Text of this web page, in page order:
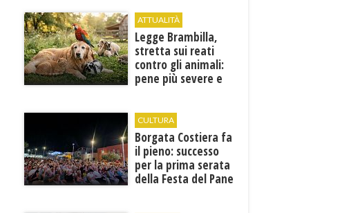
ATTUALITÀ
Legge Brambilla,
stretta sui reati
contro gli animali:
pene più severe e
CULTURA
​Borgata Costiera fa
il pieno: successo
per la prima serata
della Festa del Pane